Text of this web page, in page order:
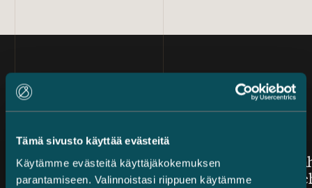
Tämä sivusto käyttää evästeitä
Käytämme evästeitä käyttäjäkokemuksen
parantamiseen. Valinnoistasi riippuen käytämme
Ajankohtaista
Julkaistu
7.8.2026 – Riitojen ratkaiseminen
Castrén & Snellman ehdolla
vuoden suomalaiseksi
Jarno